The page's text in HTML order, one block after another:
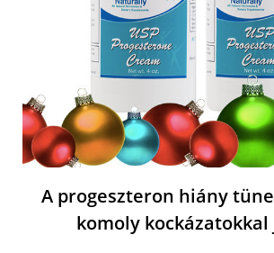
A progeszteron hiány
komoly